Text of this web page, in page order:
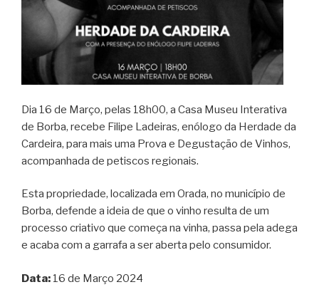
Dia 16 de Março, pelas 18h00, a Casa Museu Interativa
de Borba, recebe Filipe Ladeiras, enólogo da Herdade da
Cardeira, para mais uma Prova e Degustação de Vinhos,
acompanhada de petiscos regionais.
Esta propriedade, localizada em Orada, no município de
Borba, defende a ideia de que o vinho resulta de um
processo criativo que começa na vinha, passa pela adega
e acaba com a garrafa a ser aberta pelo consumidor.
Data: 16 de Março 2024